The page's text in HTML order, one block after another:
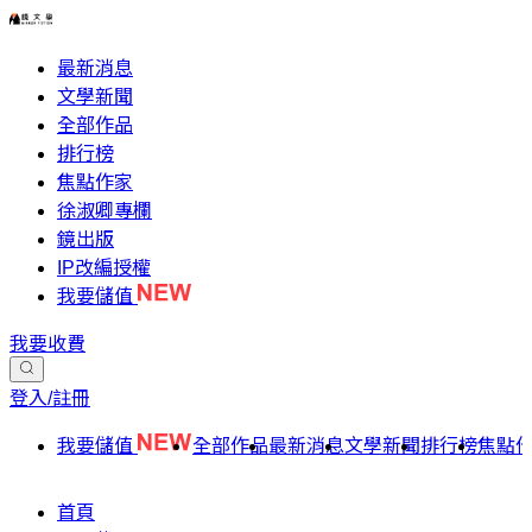
最新消息
文學新聞
全部作品
排行榜
焦點作家
徐淑卿專欄
鏡出版
IP改編授權
我要儲值
我要收費
登入/註冊
我要儲值 全部作品最新消息文學新聞排行榜焦點
首頁